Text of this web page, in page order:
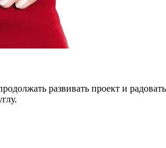
развивать проект и